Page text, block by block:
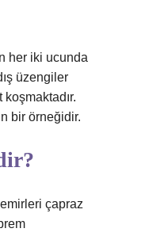
her iki ucunda
üzengiler
bir örneğidir.
çapraz